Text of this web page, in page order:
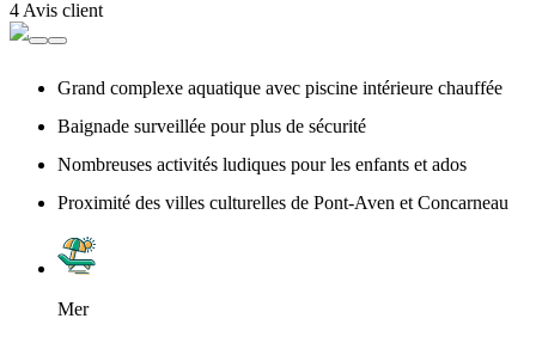
4 Avis client
Grand complexe aquatique avec piscine intérieure chauffée
Baignade surveillée pour plus de sécurité
Nombreuses activités ludiques pour les enfants et ados
Proximité des villes culturelles de Pont-Aven et Concarneau
Mer